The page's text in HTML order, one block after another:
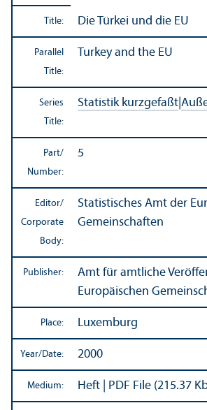
Title: Die Türkei und die EU
Parallel
Title:
Turkey and the EU
Series
Title:
Statistik kurzgefaßt
Part/
Number:
5
Editor/
Corporate
Body:
Statistisches Amt der
Gemeinschaften
Publisher:
Amt für amtliche
Europäischen
Place: Luxemburg
Year/Date: 2000
Medium: Heft | PDF File (215.37